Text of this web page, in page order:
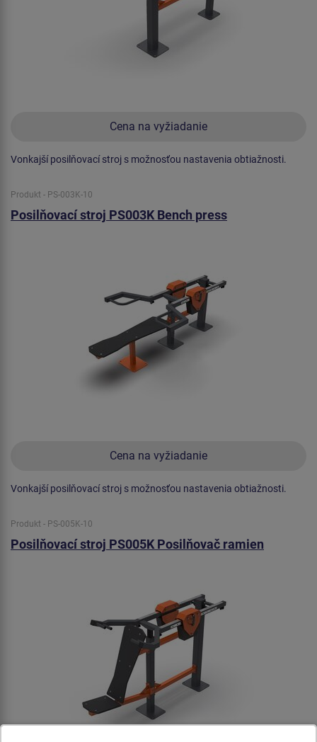
Cena na vyžiadanie
Vonkajší posilňovací stroj s možnosťou nastavenia obtiažnosti.
Produkt - PS-003K-10
Posilňovací stroj PS003K Bench press
Cena na vyžiadanie
Vonkajší posilňovací stroj s možnosťou nastavenia obtiažnosti.
Produkt - PS-005K-10
Posilňovací stroj PS005K Posilňovač ramien